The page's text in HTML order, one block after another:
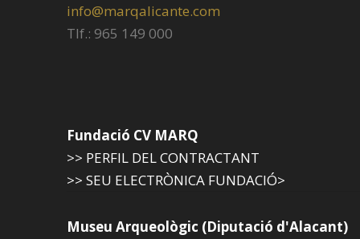
info@marqalicante.com
Tlf.: 965 149 000
Fundació CV MARQ
>> PERFIL DEL CONTRACTANT
>> SEU ELECTRÒNICA FUNDACIÓ>
Museu Arqueològic (Diputació d'Alacant)